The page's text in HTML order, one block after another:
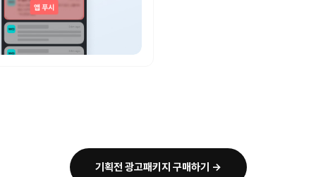
기획전 광고패키지 구매하기 →